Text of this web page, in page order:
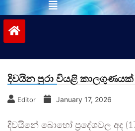
දිවයින පුරා වියළි කාලගුණයක්
Editor January 17, 2026
දිවයිනේ බොහෝ ප්‍රදේශවල අද